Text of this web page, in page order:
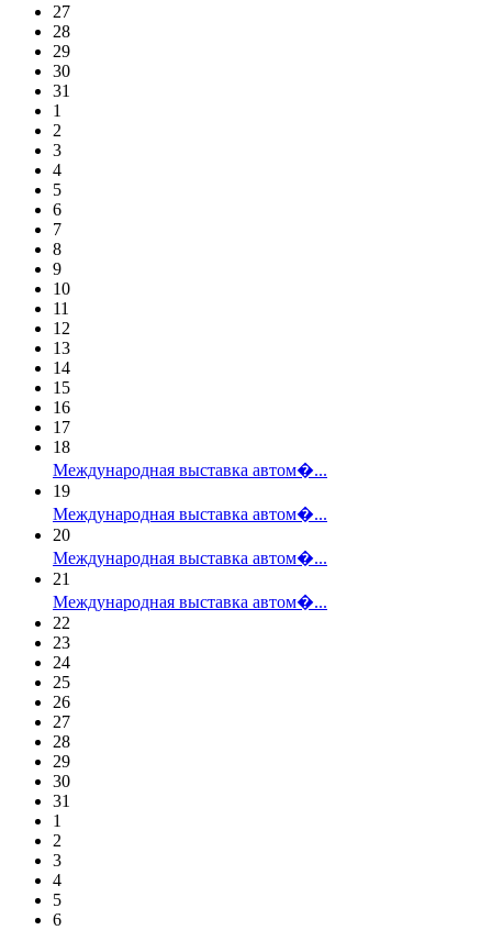
27
28
29
30
31
1
2
3
4
5
6
7
8
9
10
11
12
13
14
15
16
17
18
Международная выставка автом�...
19
Международная выставка автом�...
20
Международная выставка автом�...
21
Международная выставка автом�...
22
23
24
25
26
27
28
29
30
31
1
2
3
4
5
6